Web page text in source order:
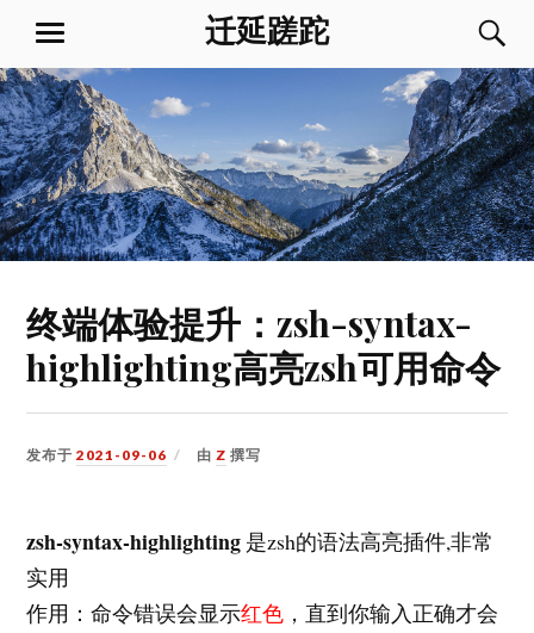
内
容
迁延蹉跎
菜
终端体验提升：zsh-syntax-
highlighting高亮zsh可用命令
发布于2021-09-06 由Z 撰写
zsh-syntax-highlighting 是zsh的语法高亮插件,非常
实用
作用：命令错误会显示红色 ，直到你输入正确才会